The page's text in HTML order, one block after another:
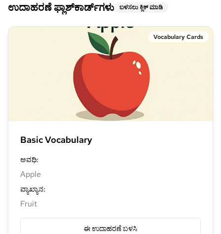
ಉದಾಹರಣೆ ಫ್ಲಾಶ್‌ಕಾರ್ಡ್‌ಗಳು ಬಳಸಲು ಕ್ಲಿಕ್ ಮಾಡಿ
Vocabulary Cards
Basic Vocabulary
ಅವಧಿ:
Apple
ವ್ಯಾಖ್ಯಾನ:
Fruit
ಈ ಉದಾಹರಣೆ ಬಳಸಿ